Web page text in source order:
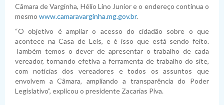
Câmara de Varginha, Hélio Lino Junior e o endereço continua o
mesmo www.camaravarginha.mg.gov.br.
“O objetivo é ampliar o acesso do cidadão sobre o que
acontece na Casa de Leis, e é isso que está sendo feito.
Também temos o dever de apresentar o trabalho de cada
vereador, tornando efetiva a ferramenta de trabalho do site,
com notícias dos vereadores e todos os assuntos que
envolvem a Câmara, ampliando a transparência do Poder
Legislativo”, explicou o presidente Zacarias Piva.